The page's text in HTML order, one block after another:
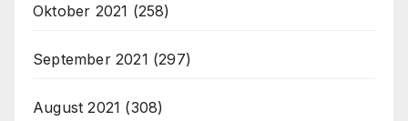
Oktober 2021 (258)
September 2021 (297)
August 2021 (308)